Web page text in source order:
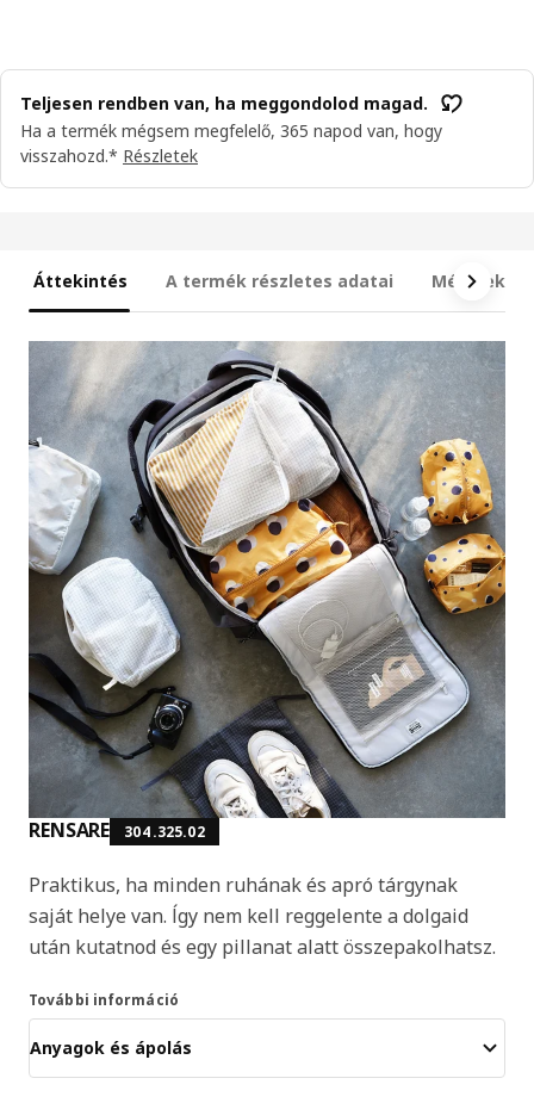
Teljesen rendben van, ha meggondolod magad.
Ha a termék mégsem megfelelő, 365 napod van, hogy
visszahozd.* Részletek
Áttekintés A termék részletes adatai Méretek
RENSARE 304.325.02
Praktikus, ha minden ruhának és apró tárgynak
saját helye van. Így nem kell reggelente a dolgaid
után kutatnod és egy pillanat alatt összepakolhatsz.
További információ
Anyagok és ápolás